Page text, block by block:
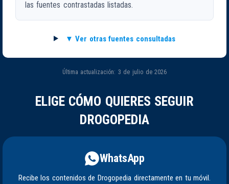
las fuentes contrastadas listadas.
Ver otras fuentes consultadas
Última actualización: 3 de julio de 2026
ELIGE CÓMO QUIERES SEGUIR
DROGOPEDIA
WhatsApp
Recibe los contenidos de Drogopedia directamente en tu móvil.